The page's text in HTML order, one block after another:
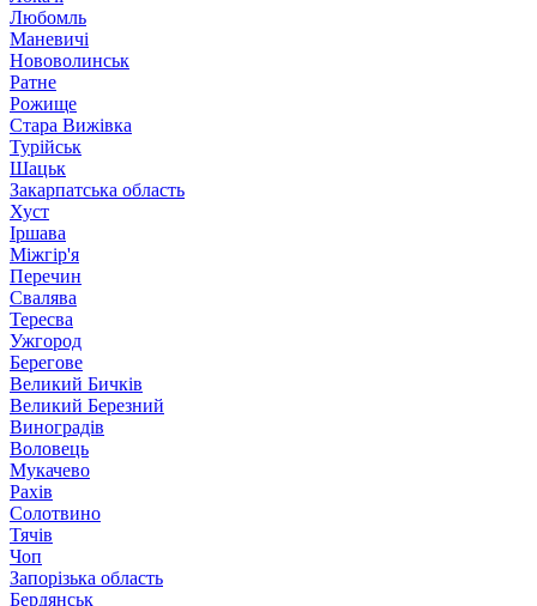
Любомль
Маневичі
Нововолинськ
Ратне
Рожище
Стара Вижівка
Турійськ
Шацьк
Закарпатська область
Хуст
Іршава
Міжгір'я
Перечин
Свалява
Тересва
Ужгород
Берегове
Великий Бичків
Великий Березний
Виноградів
Воловець
Мукачево
Рахів
Солотвино
Тячів
Чоп
Запорізька область
Бердянськ